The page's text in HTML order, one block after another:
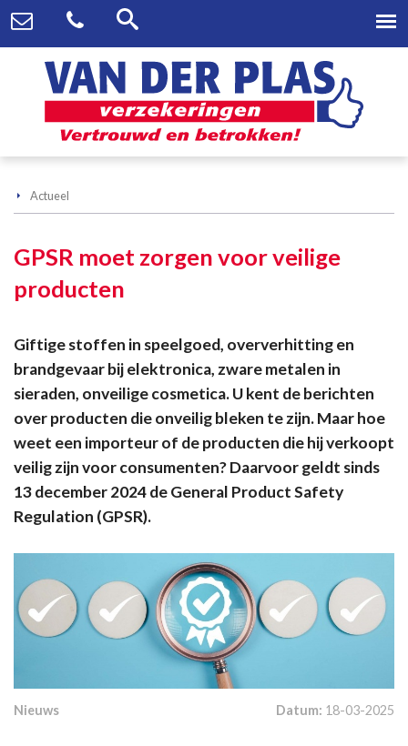
Actueel
GPSR moet zorgen voor veilige
producten
Giftige stoffen in speelgoed, oververhitting en
brandgevaar bij elektronica, zware metalen in
sieraden, onveilige cosmetica. U kent de berichten
over producten die onveilig bleken te zijn. Maar hoe
weet een importeur of de producten die hij verkoopt
veilig zijn voor consumenten? Daarvoor geldt sinds
13 december 2024 de General Product Safety
Regulation (GPSR).
Nieuws Datum: 18-03-2025